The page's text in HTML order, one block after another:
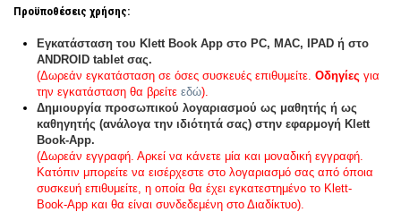
Προϋποθέσεις χρήσης:
Eγκατάσταση του Klett Book App στο PC, MAC, IPAD ή στο
ANDROID tablet σας.
(Δωρεάν εγκατάσταση σε όσες συσκευές επιθυμείτε. Οδηγίες για
την εγκατάσταση θα βρείτε εδώ).
Δημιουργία προσωπικού λογαριασμού ως μαθητής ή ως
καθηγητής (ανάλογα την ιδιότητά σας) στην εφαρμογή Klett
Book-App.
(Δωρεάν εγγραφή. Αρκεί να κάνετε μία και μοναδική εγγραφή.
Κατόπιν μπορείτε να εισέρχεστε στο λογαριασμό σας από όποια
συσκευή επιθυμείτε, η οποία θα έχει εγκατεστημένο το Klett-
Book-App και θα είναι συνδεδεμένη στο Διαδίκτυο).